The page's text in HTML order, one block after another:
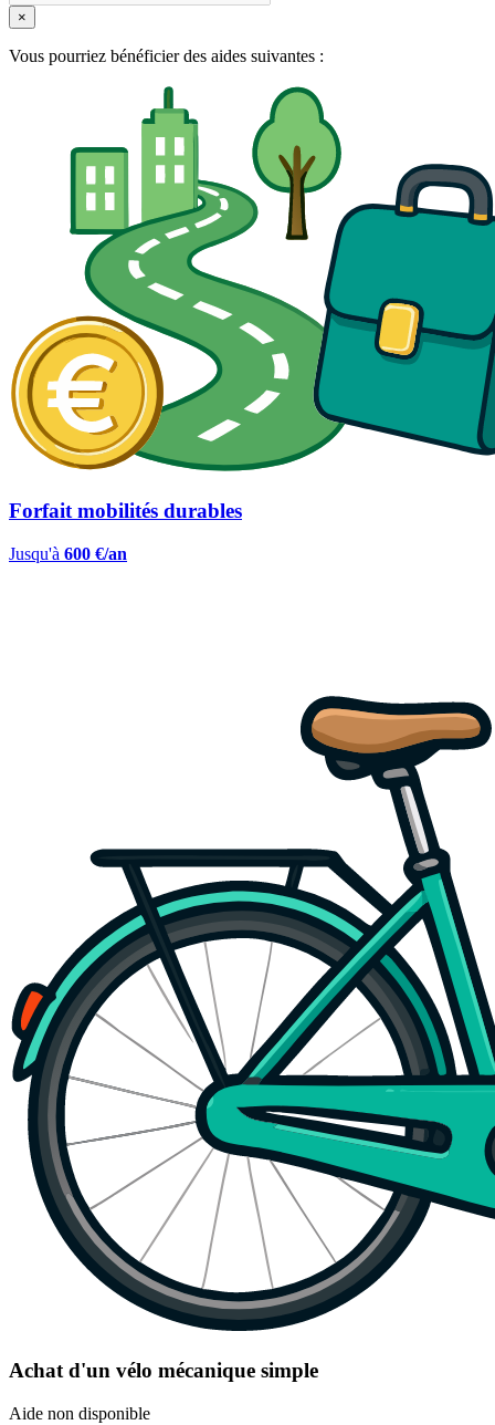
×
Vous pourriez bénéficier des aides suivantes :
Forfait mobilités durables
Jusqu'à 600 €/an
Achat d'un vélo mécanique simple
Aide non disponible